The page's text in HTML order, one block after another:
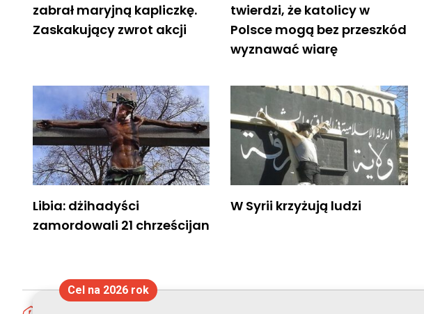
zabrał maryjną kapliczkę.
Zaskakujący zwrot akcji
twierdzi, że katolicy w
Polsce mogą bez przeszkód
wyznawać wiarę
Libia: dżihadyści
zamordowali 21 chrześcijan
W Syrii krzyżują ludzi
Cel na 2026 rok